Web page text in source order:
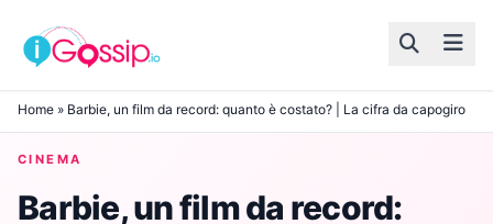
Skip to content
Home » Barbie, un film da record: quanto è costato? | La cifra da capogiro
CINEMA
Barbie, un film da record: